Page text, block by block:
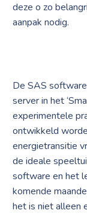
deze o zo
aanpak nodig.
De SAS
server in het
experimentele
ontwikkeld
energietransitie
de ideale
software en het
komende
het is niet alleen